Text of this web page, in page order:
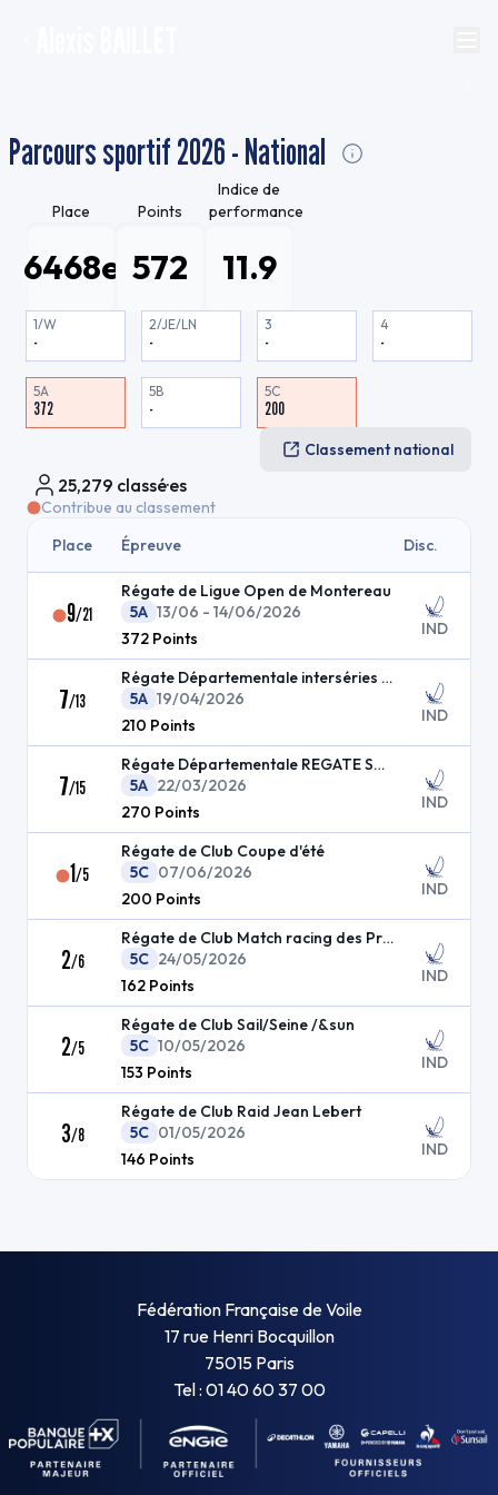
Parcours sportif 2026 - National
Place
6468e
Points
572
Indice de
performance
11.9
1/W
-
2/JE/LN
-
3
-
4
-
5A
372
5B
-
5C
200
Classement national
25,279 classé·es
Contribue au classement
Place
Épreuve Disc.
9/21
Régate de Ligue Open de Montereau
5A 13/06 - 14/06/2026
372 Points IND
7/13
Régate Départementale interséries dériveur
5A 19/04/2026
210 Points IND
7/15
Régate Départementale REGATE SOUP DAY
5A 22/03/2026
270 Points IND
1/5
Régate de Club Coupe d'été
5C 07/06/2026
200 Points IND
2/6
Régate de Club Match racing des Praillons
5C 24/05/2026
162 Points IND
2/5
Régate de Club Sail/Seine /&sun
5C 10/05/2026
153 Points IND
3/8
Régate de Club Raid Jean Lebert
5C 01/05/2026
146 Points IND
Fédération Française de Voile
17 rue Henri Bocquillon
75015 Paris
Tel : 01 40 60 37 00